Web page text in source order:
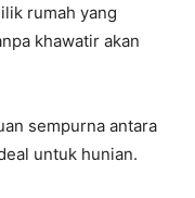
rumah yang
khawatir akan
sempurna antara
untuk hunian.